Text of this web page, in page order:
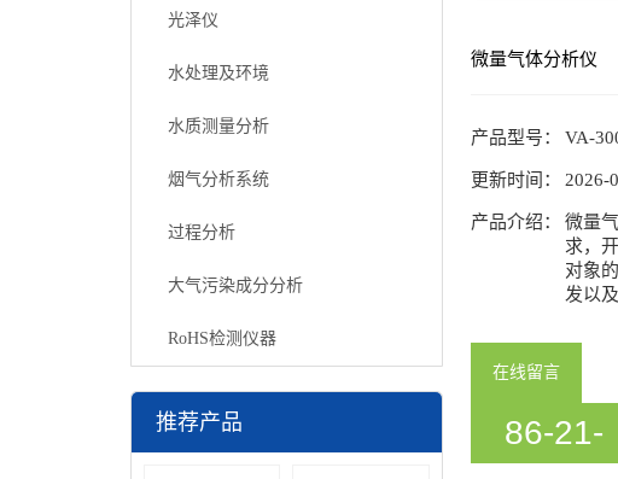
光泽仪
水处理及环境
水质测量分析
烟气分析系统
过程分析
大气污染成分分析
RoHS检测仪器
推荐产品
微量气体分析仪
产品型号： VA-
更新时间： 2026-
产品介绍：
微量
求，
对象
发以
在线留言
86-21-